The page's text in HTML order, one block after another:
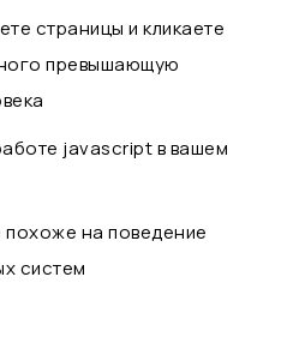
страницы и кликаете
превышающую
javascript в вашем
на поведение
систем